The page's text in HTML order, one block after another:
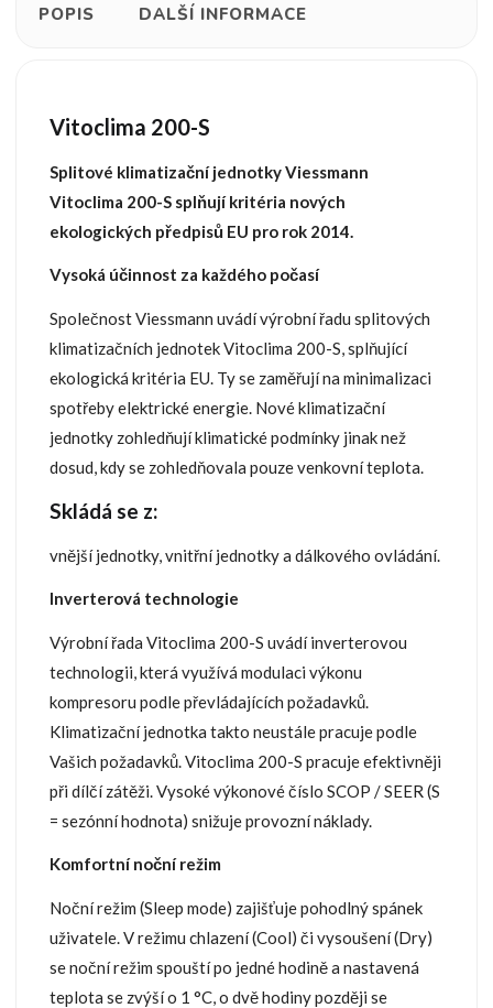
POPIS DALŠÍ INFORMACE
Vitoclima 200-S
Splitové klimatizační jednotky Viessmann
Vitoclima 200-S splňují kritéria nových
ekologických předpisů EU pro rok 2014.
Vysoká účinnost za každého počasí
Společnost Viessmann uvádí výrobní řadu splitových
klimatizačních jednotek Vitoclima 200-S, splňující
ekologická kritéria EU. Ty se zaměřují na minimalizaci
spotřeby elektrické energie. Nové klimatizační
jednotky zohledňují klimatické podmínky jinak než
dosud, kdy se zohledňovala pouze venkovní teplota.
Skládá se z:
vnější jednotky, vnitřní jednotky a dálkového ovládání.
Inverterová technologie
Výrobní řada Vitoclima 200-S uvádí inverterovou
technologii, která využívá modulaci výkonu
kompresoru podle převládajících požadavků.
Klimatizační jednotka takto neustále pracuje podle
Vašich požadavků. Vitoclima 200-S pracuje efektivněji
při dílčí zátěži. Vysoké výkonové číslo SCOP / SEER (S
= sezónní hodnota) snižuje provozní náklady.
Komfortní noční režim
Noční režim (Sleep mode) zajišťuje pohodlný spánek
uživatele. V režimu chlazení (Cool) či vysoušení (Dry)
se noční režim spouští po jedné hodině a nastavená
teplota se zvýší o 1 °C, o dvě hodiny později se